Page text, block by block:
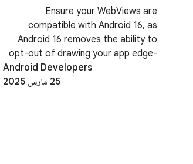
Ensure your WebViews are
compatible with Android 16, as
Android 16 removes the ability to
opt-out of drawing your app edge-
to-edge. The way you handle insets
for WebViews depends on whether
Android Developers
25 مارس 2025